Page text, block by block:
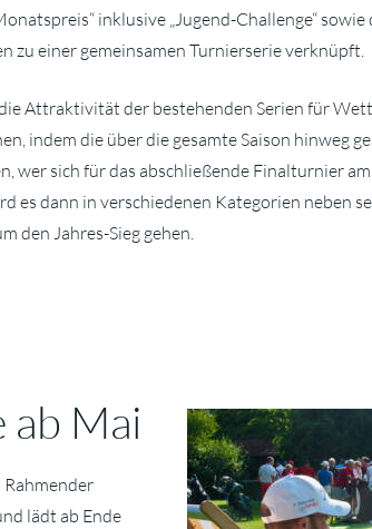
inklusive „Jugend-Challenge“ sowie
zu einer gemeinsamen Turnierserie verknüpft.
Attraktivität der bestehenden Serien für
indem die über die gesamte Saison hinweg
wer sich für das abschließende Finalturnier
es dann in verschiedenen Kategorien neben
den Jahres-Sieg gehen.
Mai
lädt ab Ende